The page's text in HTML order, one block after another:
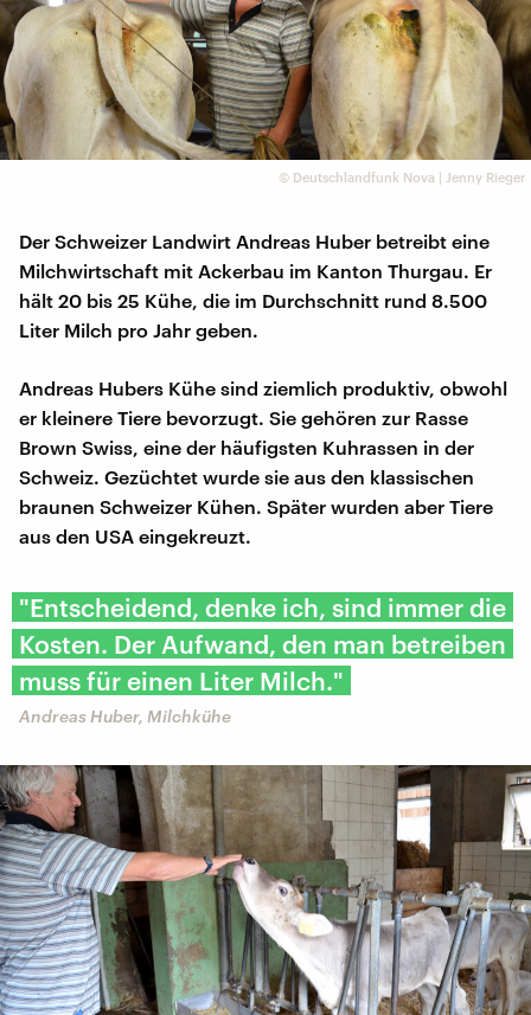
© Deutschlandfunk Nova | Jenny Rieger
Der Schweizer Landwirt Andreas Huber betreibt eine
Milchwirtschaft mit Ackerbau im Kanton Thurgau. Er
hält 20 bis 25 Kühe, die im Durchschnitt rund 8.500
Liter Milch pro Jahr geben.
Andreas Hubers Kühe sind ziemlich produktiv, obwohl
er kleinere Tiere bevorzugt. Sie gehören zur Rasse
Brown Swiss, eine der häufigsten Kuhrassen in der
Schweiz. Gezüchtet wurde sie aus den klassischen
braunen Schweizer Kühen. Später wurden aber Tiere
aus den USA eingekreuzt.
"Entscheidend, denke ich, sind immer die
Kosten. Der Aufwand, den man betreiben
muss für einen Liter Milch."
Andreas Huber, Milchkühe